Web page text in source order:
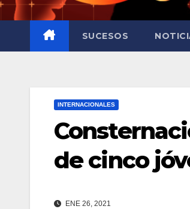
SUCESOS
INTERNACIONALES
de cinco
ENE 26, 2021